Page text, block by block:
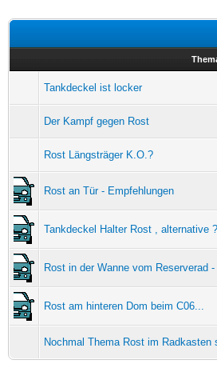
Tankdeckel ist locker
Der Kampf gegen Rost
Rost Längsträger K.O.?
Rost an Tür - Empfehlungen
Tankdeckel Halter Rost , alternative ?
Rost in der Wanne vom Reserverad
Rost am hinteren Dom beim C06...
Nochmal Thema Rost im Radkasten